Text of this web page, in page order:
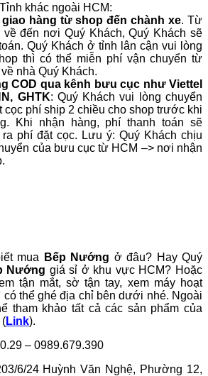
khác ngoài HCM:
giao hàng từ shop đến chành xe. Từ
về đến nơi Quý Khách, Quý Khách sẽ
Quý Khách ở tỉnh lân cận vui lòng
thì có thể miễn phí vận chuyển từ
nhà Quý Khách.
COD qua kênh bưu cục như Viettel
GHTK: Quý Khách vui lòng chuyển
cọc phí ship 2 chiều cho shop trước khi
Khi nhận hàng, phí thanh toán sẽ
phí đặt cọc. Lưu ý: Quý Khách chịu
của bưu cục từ HCM –> nơi nhận
mua Bếp Nướng ở đâu? Hay Quý
Nướng giá sỉ ở khu vực HCM? Hoặc
tận mắt, sờ tận tay, xem máy hoạt
thể ghé địa chỉ bên dưới nhé. Ngoài
tham khảo tất cả các sản phẩm của
(Link).
– 0989.679.390
6/24 Huỳnh Văn Nghệ, Phường 12,